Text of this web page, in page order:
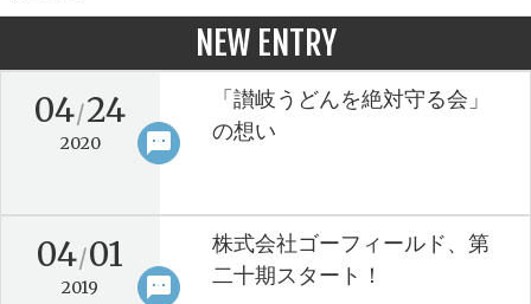
NEW ENTRY
sms
04/24
2020
「讃岐うどんを絶対守る会」
の想い
keyboard_arrow_right
sms
04/01
2019
株式会社ゴーフィールド、第
二十期スタート！
keyboard_arrow_right